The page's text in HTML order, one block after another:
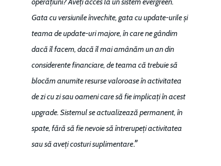
Gata cu versiunile învechite, gata cu update-urile și
teama de update-uri majore, în care ne gândim
dacă îl facem, dacă îl mai amânăm un an din
considerente financiare, de teama că trebuie să
blocăm anumite resurse valoroase în activitatea
de zi cu zi sau oameni care să fie implicați în acest
upgrade. Sistemul se actualizează permanent, în
spate, fără să fie nevoie să întrerupeți activitatea
sau să aveți costuri suplimentare.”